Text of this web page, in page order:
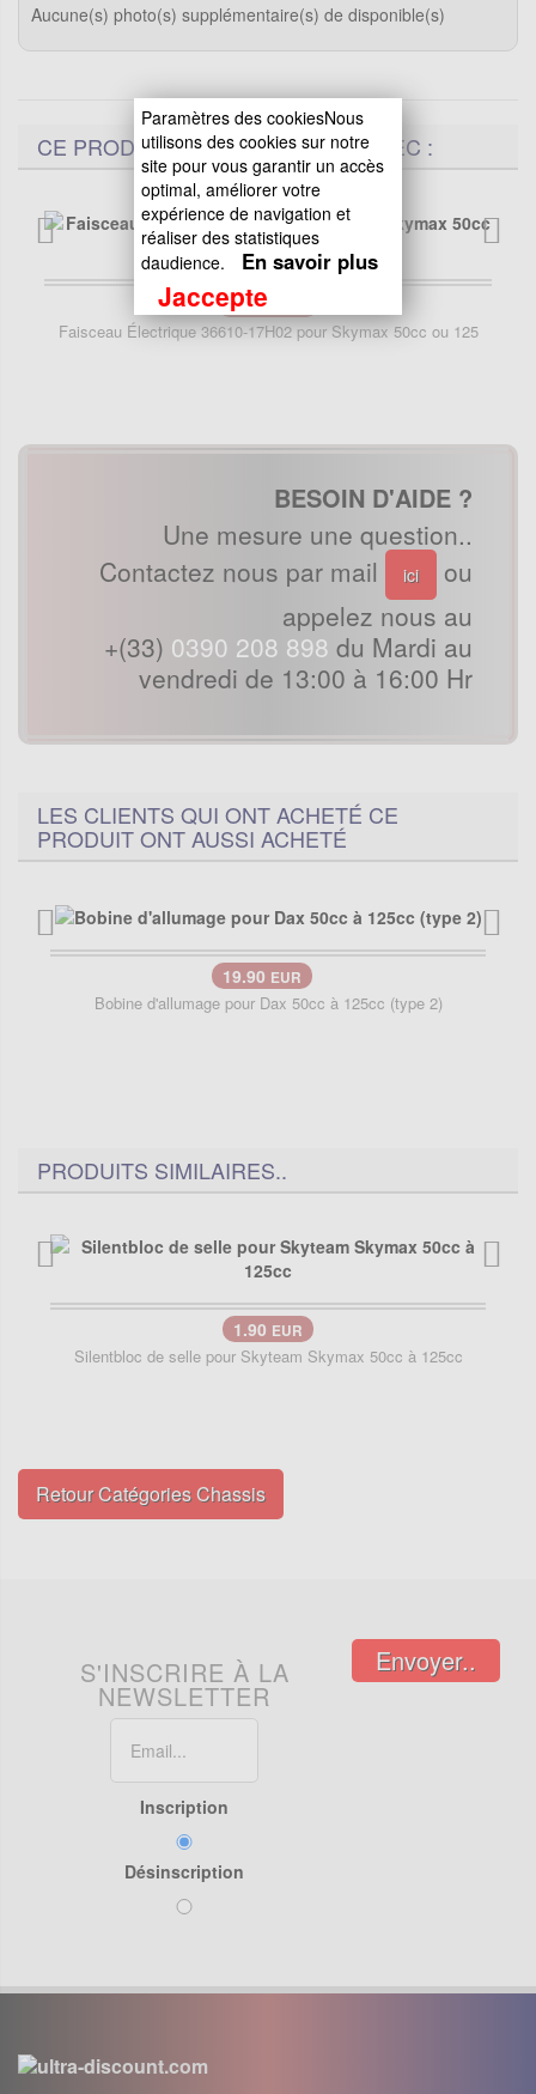
Aucune(s) photo(s) supplémentaire(s) de disponible(s)
CE PRODUIT EST COMPATIBLE AVEC :
44.90
Faisceau Électrique 36610-17H02 pour Skymax 50cc ou 125
BESOIN D'AIDE ?
Une mesure une question..
Contactez nous par mail
ici
ou
appelez nous au
+(33) 0390 208 898 du Mardi au
vendredi de 13:00 à 16:00 Hr
LES CLIENTS QUI ONT ACHETÉ CE
PRODUIT ONT AUSSI ACHETÉ
19.90 EUR
Bobine d'allumage pour Dax 50cc à 125cc (type 2)
PRODUITS SIMILAIRES..
1.90 EUR
Silentbloc de selle pour Skyteam Skymax 50cc à 125cc
Retour Catégories Chassis
S'INSCRIRE À LA
NEWSLETTER
Inscription
Désinscription
Envoyer..
Paramètres des cookiesNous
utilisons des cookies sur notre
site pour vous garantir un accès
optimal, améliorer votre
expérience de navigation et
réaliser des statistiques
daudience.
En savoir plus
Jaccepte